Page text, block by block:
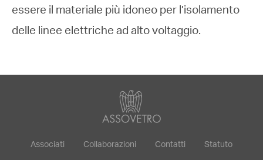
essere il materiale più idoneo per l’isolamento
delle linee elettriche ad alto voltaggio.
Associati Collaborazioni Contatti Statuto